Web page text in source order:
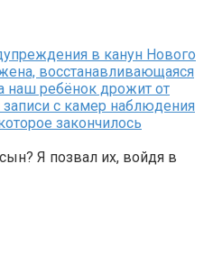
в канун Нового
восстанавливающаяся
наш ребёнок дрожит от
с камер наблюдения
закончилось
Я позвал их, войдя в